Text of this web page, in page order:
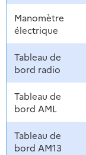
Manomètre
électrique
Tableau de
bord radio
Tableau de
bord AML
Tableau de
bord AM13